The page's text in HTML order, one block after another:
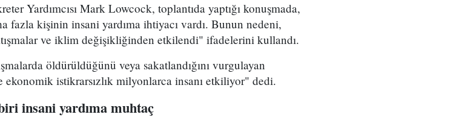
Yardımcısı Mark Lowcock, toplantıda yaptığı konuşmada,
fazla kişinin insani yardıma ihtiyacı vardı. Bunun nedeni,
ve iklim değişikliğinden etkilendi" ifadelerini kullandı.
öldürüldüğünü veya sakatlandığını vurgulayan
istikrarsızlık milyonlarca insanı etkiliyor" dedi.
insani yardıma muhtaç